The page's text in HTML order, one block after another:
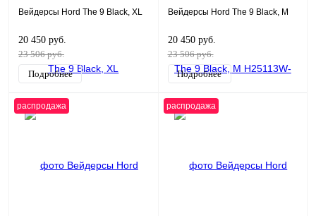
Вейдерсы Hord The 9 Black, XL
20 450 руб.
23 506 руб.
Подробнее
Вейдерсы Hord The 9 Black, M
20 450 руб.
23 506 руб.
Подробнее
распродажа распродажа